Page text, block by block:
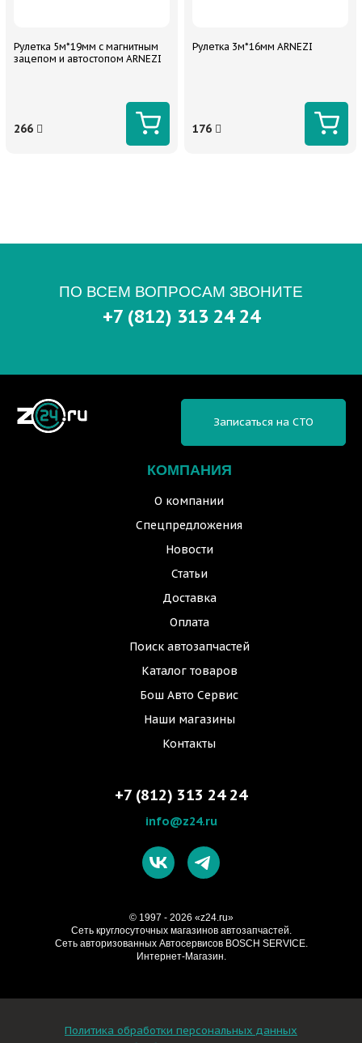
Рулетка 5м*19мм с магнитным
зацепом и автостопом ARNEZI
266
Рулетка 3м*16мм ARNEZI
176
ПО ВСЕМ ВОПРОСАМ ЗВОНИТЕ
+7 (812) 313 24 24
КОМПАНИЯ
О компании
Спецпредложения
Новости
Статьи
Доставка
Оплата
Поиск автозапчастей
Каталог товаров
Бош Авто Сервис
Наши магазины
Контакты
Записаться на СТО
+7 (812) 313 24 24
info@z24.ru
© 1997 - 2026 «z24.ru»
Cеть круглосуточных магазинов автозапчастей.
Сеть авторизованных Автосервисов BOSCH SERVICE.
Интернет-Магазин.
Политика обработки персональных данных